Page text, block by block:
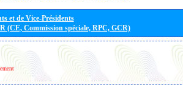
et de Vice-Présidents
(CE, Commission spéciale, RPC, GCR)